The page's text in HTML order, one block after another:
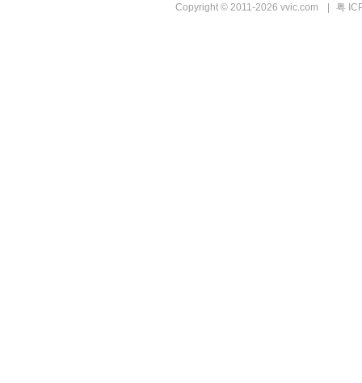
Copyright © 2011-2026 vvic.com 粤